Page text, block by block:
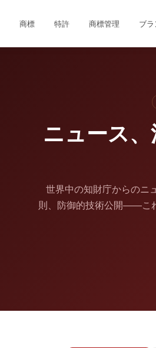
商標 特許 商標管理 ブ
ニュース
世界中の知財庁からのニ
則、防御的技術公開——こ